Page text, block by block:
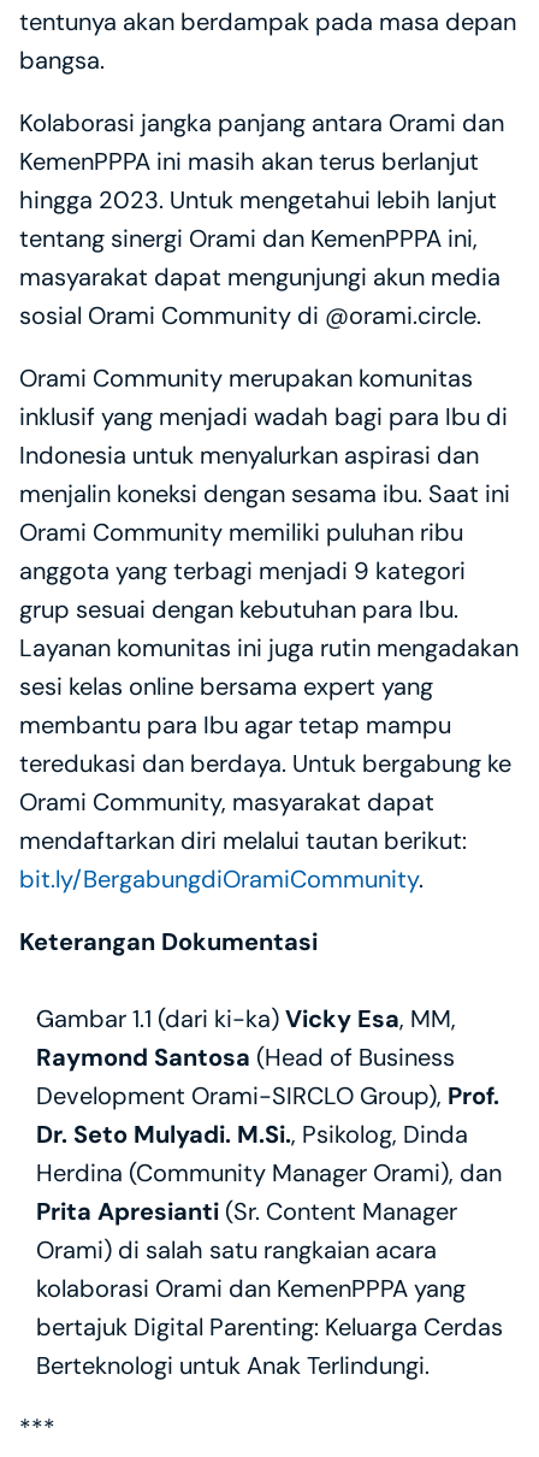
tentunya akan berdampak pada masa depan
bangsa.
Kolaborasi jangka panjang antara Orami dan
KemenPPPA ini masih akan terus berlanjut
hingga 2023. Untuk mengetahui lebih lanjut
tentang sinergi Orami dan KemenPPPA ini,
masyarakat dapat mengunjungi akun media
sosial Orami Community di @orami.circle.
Orami Community merupakan komunitas
inklusif yang menjadi wadah bagi para Ibu di
Indonesia untuk menyalurkan aspirasi dan
menjalin koneksi dengan sesama ibu. Saat ini
Orami Community memiliki puluhan ribu
anggota yang terbagi menjadi 9 kategori
grup sesuai dengan kebutuhan para Ibu.
Layanan komunitas ini juga rutin mengadakan
sesi kelas online bersama expert yang
membantu para Ibu agar tetap mampu
teredukasi dan berdaya. Untuk bergabung ke
Orami Community, masyarakat dapat
bit.ly/BergabungdiOramiCommunity.
Keterangan Dokumentasi
Gambar 1.1 (dari ki-ka) Vicky Esa
Raymond Santosa (Head of Business
Development Orami-SIRCLO Group), Prof.
Dr. Seto Mulyadi. M.Si., Psikolog, Dinda
Herdina (Community Manager Orami), dan
Prita Apresianti (Sr. Content Manager
Orami) di salah satu rangkaian acara
kolaborasi Orami dan KemenPPPA yang
bertajuk Digital Parenting: Keluarga Cerdas
Berteknologi untuk Anak Terlindungi.
***